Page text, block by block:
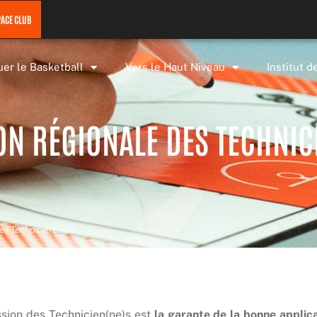
CLUB
le Basketball Vers le Haut Niveau Institut
RÉGIONALE DES
Technicien(ne)s
des Technicien(ne)s est la garante de la bonne